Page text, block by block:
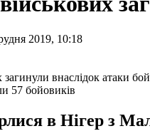
2019, 10:18
57 бойовиків
в Нігер з